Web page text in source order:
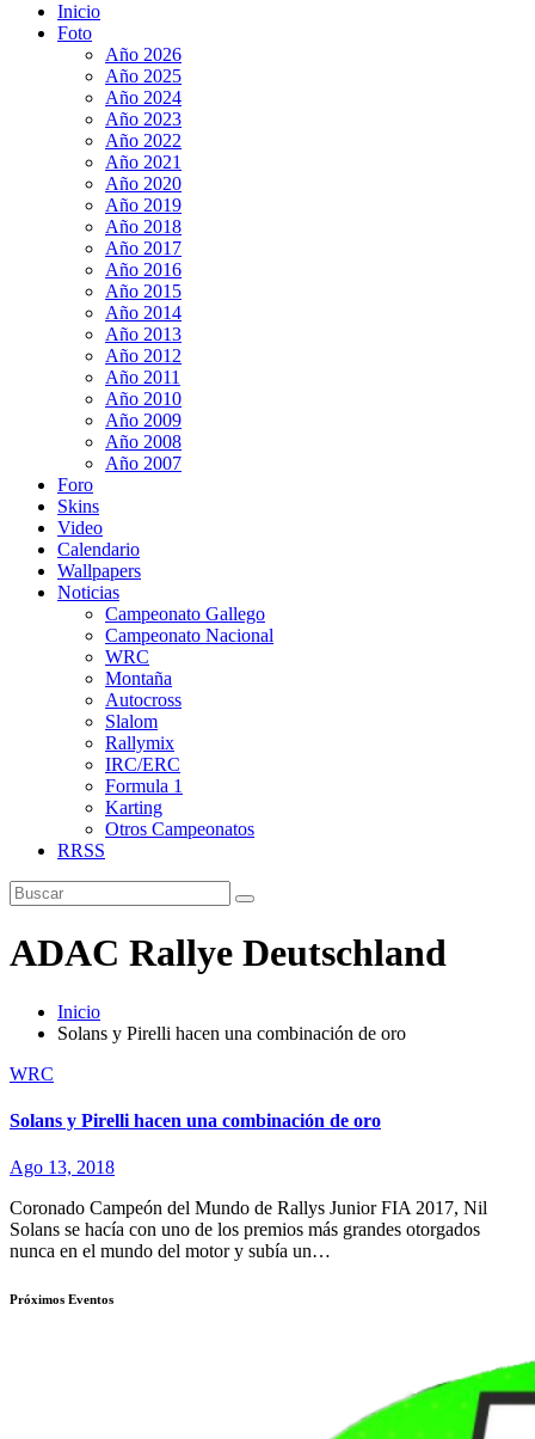
Inicio
Foto
Año 2026
Año 2025
Año 2024
Año 2023
Año 2022
Año 2021
Año 2020
Año 2019
Año 2018
Año 2017
Año 2016
Año 2015
Año 2014
Año 2013
Año 2012
Año 2011
Año 2010
Año 2009
Año 2008
Año 2007
Foro
Skins
Video
Calendario
Wallpapers
Noticias
Campeonato Gallego
Campeonato Nacional
WRC
Montaña
Autocross
Slalom
Rallymix
IRC/ERC
Formula 1
Karting
Otros Campeonatos
RRSS
ADAC Rallye Deutschland
Inicio
Solans y Pirelli hacen una combinación de oro
WRC
Solans y Pirelli hacen una combinación de oro
Ago 13, 2018
Coronado Campeón del Mundo de Rallys Junior FIA 2017, Nil
Solans se hacía con uno de los premios más grandes otorgados
nunca en el mundo del motor y subía un…
Próximos Eventos